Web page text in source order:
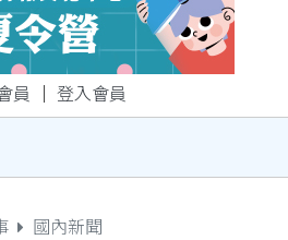
員 ｜ 登入會員
國內新聞